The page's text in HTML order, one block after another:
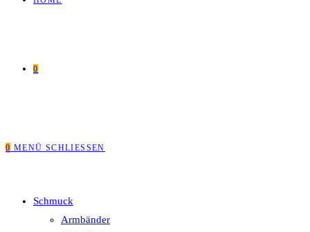
0
0 MENÜ SCHLIESSEN
Schmuck
Armbänder